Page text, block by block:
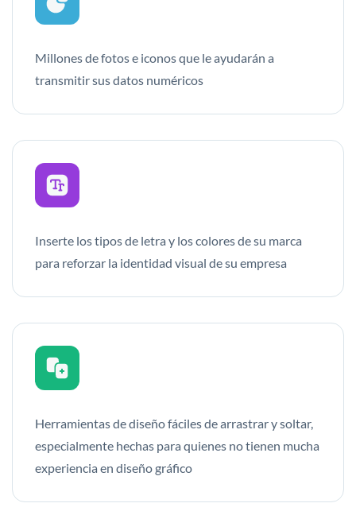
Millones de fotos e iconos que le ayudarán a
transmitir sus datos numéricos
Inserte los tipos de letra y los colores de su marca
para reforzar la identidad visual de su empresa
Herramientas de diseño fáciles de arrastrar y soltar,
especialmente hechas para quienes no tienen mucha
experiencia en diseño gráfico